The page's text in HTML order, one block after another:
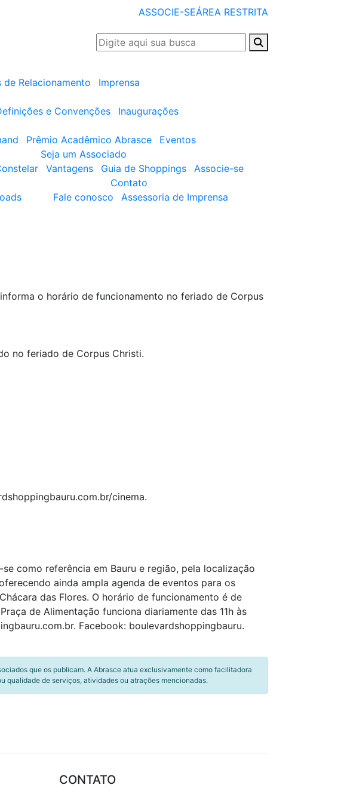
ASSOCIE-SEÁREA RESTRITA
de Relacionamento
Imprensa
e Convenções
Inaugurações
Prêmio Acadêmico Abrasce
Eventos
Seja um Associado
Vantagens Guia de Shoppings
Associe-se
Contato
Fale conosco
Assessoria de Imprensa
o horário de funcionamento no feriado de Corpus
no feriado de Corpus Christi.
cinema.
como referência em Bauru e região, pela localização
ainda ampla agenda de eventos para os
das Flores. O horário de funcionamento é de
de Alimentação funciona diariamente das 11h às
Facebook: boulevardshoppingbauru.
que os publicam. A Abrasce atua exclusivamente como facilitadora
qualidade de serviços, atividades ou atrações mencionadas.
CONTATO